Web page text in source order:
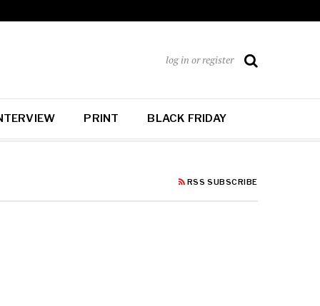
log in or register
PRINT BLACK FRIDAY
RSS SUBSCRIBE